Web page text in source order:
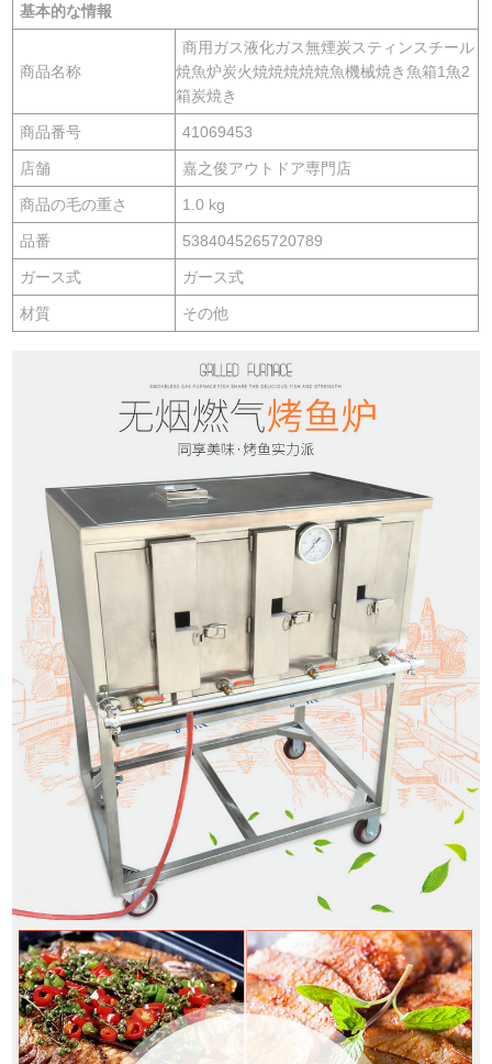
基本的な情報
商品名称
商用ガス液化ガス無煙炭スティンスチール
焼魚炉炭火焼焼焼焼焼魚機械焼き魚箱1魚2
箱炭焼き
商品番号 41069453
店舗 嘉之俊アウトドア専門店
商品の毛の重さ 1.0 kg
品番 5384045265720789
ガース式 ガース式
材質 その他